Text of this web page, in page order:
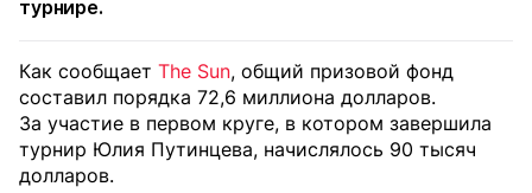
турнире.
Как сообщает The Sun, общий призовой фонд
составил порядка 72,6 миллиона долларов.
За участие в первом круге, в котором завершила
турнир Юлия Путинцева, начислялось 90 тысяч
долларов.